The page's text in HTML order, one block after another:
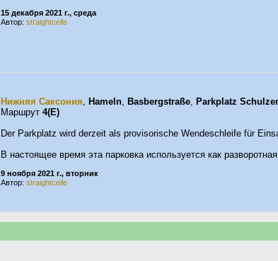
15 декабря 2021 г., среда
Автор: straightcelle
Нижняя Саксония, Hameln, Basbergstraße, Parkplatz
Маршрут 4(E)
Der Parkplatz wird derzeit als provisorische Wendeschleife für
В настоящее время эта парковка используется как
9 ноября 2021 г., вторник
Автор: straightcelle